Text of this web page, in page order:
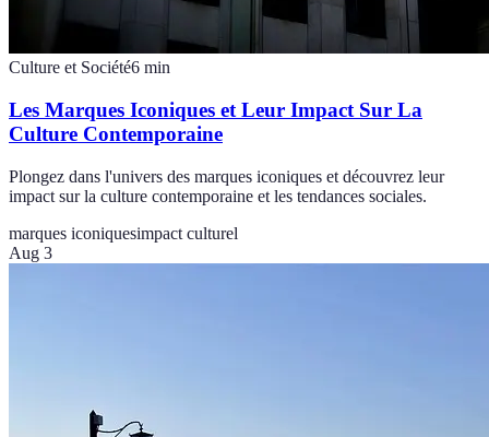
Culture et Société6 min
Les Marques Iconiques et Leur Impact Sur La
Culture Contemporaine
Plongez dans l'univers des marques iconiques et découvrez leur
impact sur la culture contemporaine et les tendances sociales.
marques iconiquesimpact culturel
Aug 3